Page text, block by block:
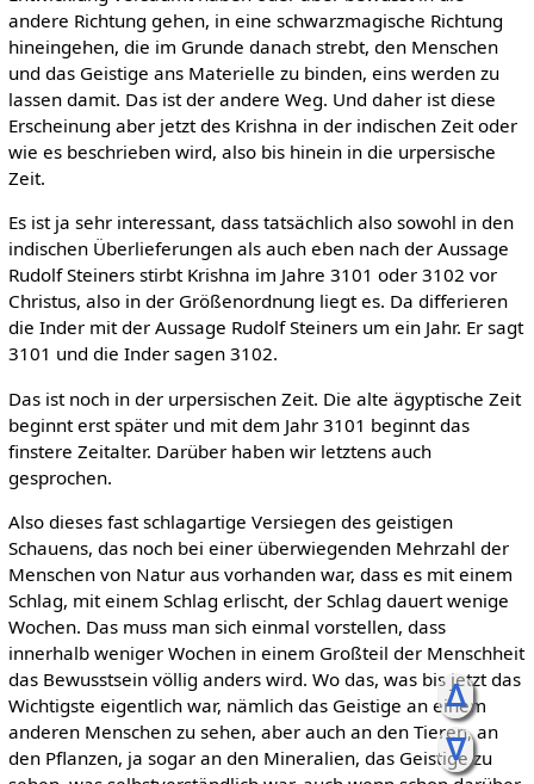
ᐃ
ᐁ
andere Richtung gehen, in eine schwarzmagische Richtung
hineingehen, die im Grunde danach strebt, den Menschen
und das Geistige ans Materielle zu binden, eins werden zu
lassen damit. Das ist der andere Weg. Und daher ist diese
Erscheinung aber jetzt des Krishna in der indischen Zeit oder
wie es beschrieben wird, also bis hinein in die urpersische
Zeit.
Es ist ja sehr interessant, dass tatsächlich also sowohl in den
indischen Überlieferungen als auch eben nach der Aussage
Rudolf Steiners stirbt Krishna im Jahre 3101 oder 3102 vor
Christus, also in der Größenordnung liegt es. Da differieren
die Inder mit der Aussage Rudolf Steiners um ein Jahr. Er sagt
3101 und die Inder sagen 3102.
Das ist noch in der urpersischen Zeit. Die alte ägyptische Zeit
beginnt erst später und mit dem Jahr 3101 beginnt das
finstere Zeitalter. Darüber haben wir letztens auch
gesprochen.
Also dieses fast schlagartige Versiegen des geistigen
Schauens, das noch bei einer überwiegenden Mehrzahl der
Menschen von Natur aus vorhanden war, dass es mit einem
Schlag, mit einem Schlag erlischt, der Schlag dauert wenige
Wochen. Das muss man sich einmal vorstellen, dass
innerhalb weniger Wochen in einem Großteil der Menschheit
das Bewusstsein völlig anders wird. Wo das, was bis jetzt das
Wichtigste eigentlich war, nämlich das Geistige an einem
anderen Menschen zu sehen, aber auch an den Tieren, an
den Pflanzen, ja sogar an den Mineralien, das Geistige zu